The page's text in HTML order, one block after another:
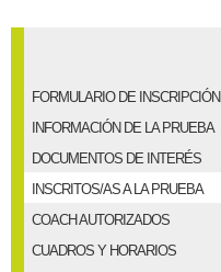
FORMULARIO DE INSCRIPCIÓN
INFORMACIÓN DE LA PRUEBA
DOCUMENTOS DE INTERÉS
INSCRITOS/AS A LA PRUEBA
COACH AUTORIZADOS
CUADROS Y HORARIOS